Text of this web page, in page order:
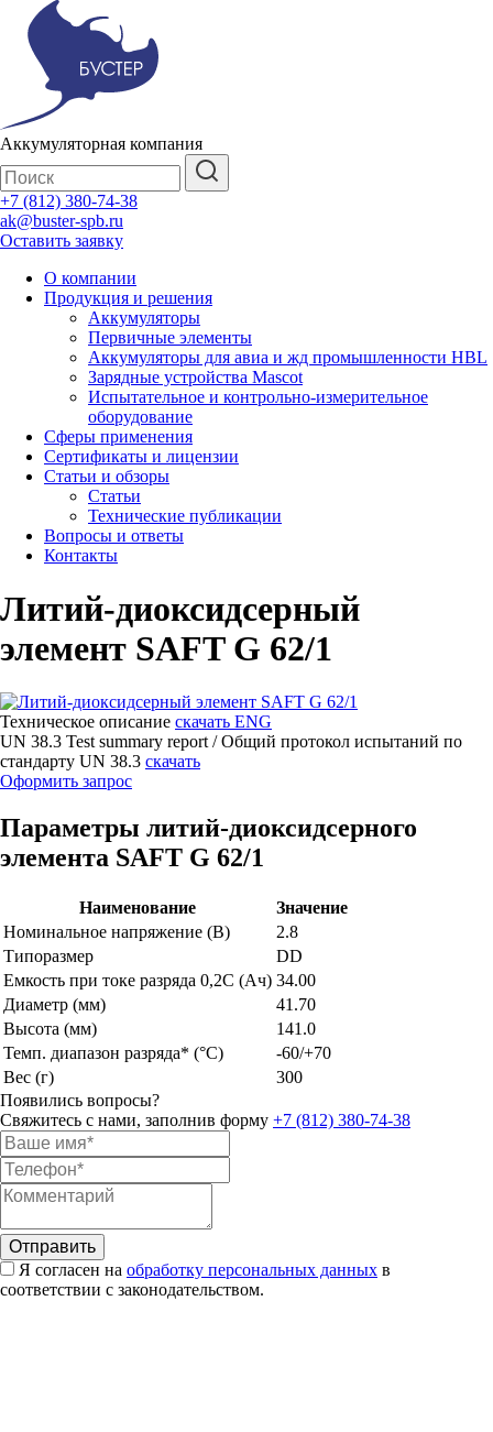
Аккумуляторная компания
+7 (812) 380-74-38
ak@buster-spb.ru
Оставить заявку
О компании
Продукция и решения
Аккумуляторы
Первичные элементы
Аккумуляторы для авиа и жд промышленности HBL
Зарядные устройства Mascot
Испытательное и контрольно-измерительное
оборудование
Сферы применения
Сертификаты и лицензии
Статьи и обзоры
Статьи
Технические публикации
Вопросы и ответы
Контакты
Литий-диоксидсерный
элемент SAFT G 62/1
Техническое описание скачать ENG
UN 38.3 Test summary report / Общий протокол испытаний по
стандарту UN 38.3 скачать
Оформить запрос
Параметры литий-диоксидсерного
элемента SAFT G 62/1
Наименование
Значение
Номинальное напряжение (В)
2.8
Типоразмер
DD
Емкость при токе разряда 0,2С (Ач) 34.00
Диаметр (мм)
41.70
Высота (мм)
141.0
Темп. диапазон разряда* (°C)
-60/+70
Вес (г)
300
Появились вопросы?
Свяжитесь с нами, заполнив форму +7 (812) 380-74-38
Я согласен на обработку персональных данных в
соответствии с законодательством.